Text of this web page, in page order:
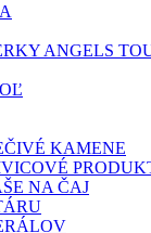
ANGELS
KAMENE
NA ČAJ